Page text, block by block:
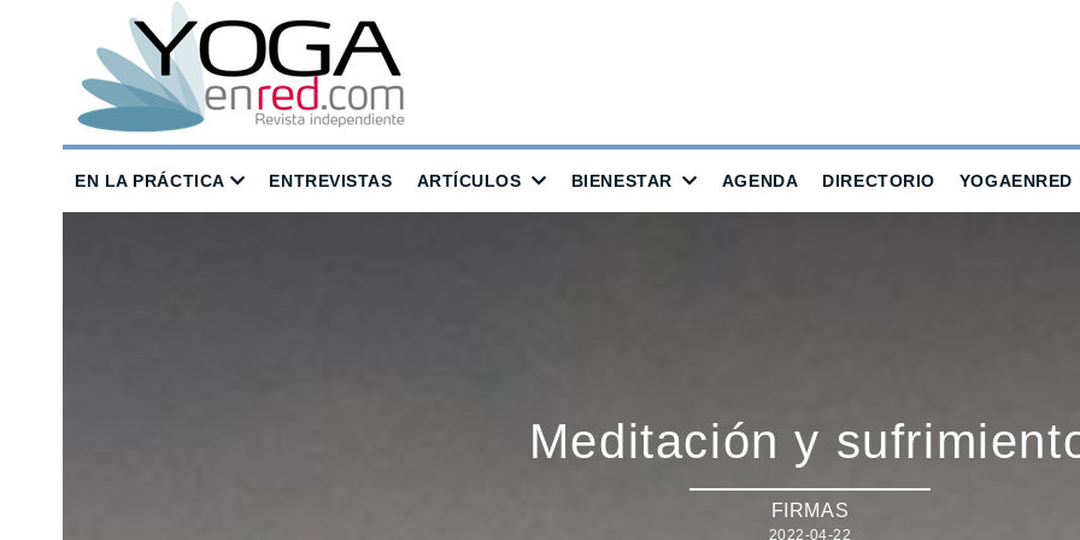
EN LA PRÁCTICA ENTREVISTAS ARTÍCULOS BIENESTAR AGENDA DIRECTORIO YOGAENRED
Meditación y
FIRMAS
2022-04-22